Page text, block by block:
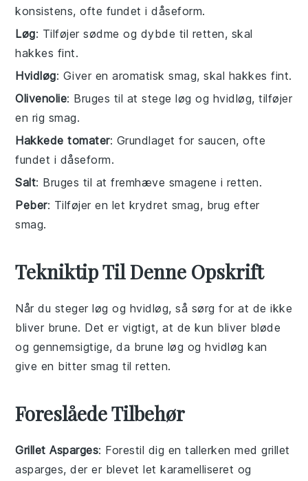
konsistens, ofte fundet i dåseform.
Løg: Tilføjer sødme og dybde til retten, skal
hakkes fint.
Hvidløg: Giver en aromatisk smag, skal hakkes fint.
Olivenolie: Bruges til at stege løg og hvidløg, tilføjer
en rig smag.
Hakkede tomater: Grundlaget for saucen, ofte
fundet i dåseform.
Salt: Bruges til at fremhæve smagene i retten.
Peber: Tilføjer en let krydret smag, brug efter
smag.
Tekniktip Til Denne Opskrift
Når du stegerløg og hvidløg, så sørg for at de ikke
bliver brune. Det er vigtigt, at de kun bliver bløde
og gennemsigtige, da brune løg og hvidløg kan
give en bitter smag til retten.
Foreslåede Tilbehør
Grillet Asparges: Forestil dig en tallerken medgrillet
asparges, der er blevet let karamelliseret og